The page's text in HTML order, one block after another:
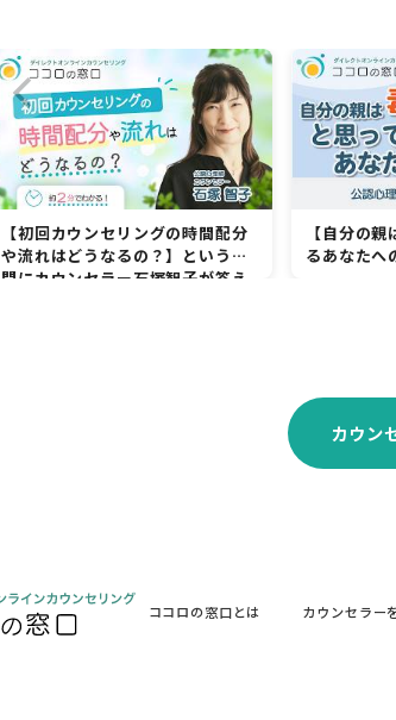
【初回カウンセリングの時間配分
や流れはどうなるの？】という疑
問にカウンセラー石塚智子が答え
【自分の
るあなたへ
カウン
ココロの窓口とは カウンセラー